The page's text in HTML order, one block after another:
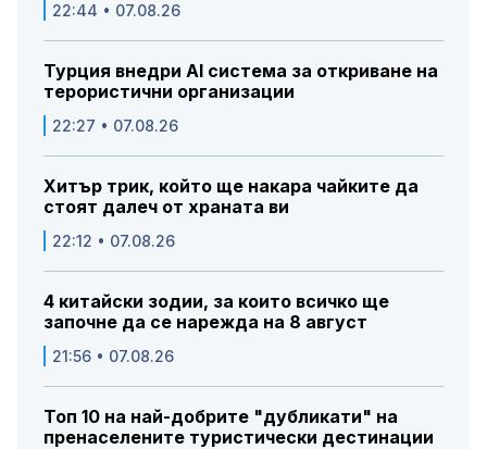
22:44 • 07.08.26
Турция внедри AI система за откриване на
терористични организации
22:27 • 07.08.26
Хитър трик, който ще накара чайките да
стоят далеч от храната ви
22:12 • 07.08.26
4 китайски зодии, за които всичко ще
започне да се нарежда на 8 август
21:56 • 07.08.26
Топ 10 на най-добрите "дубликати" на
пренаселените туристически дестинации